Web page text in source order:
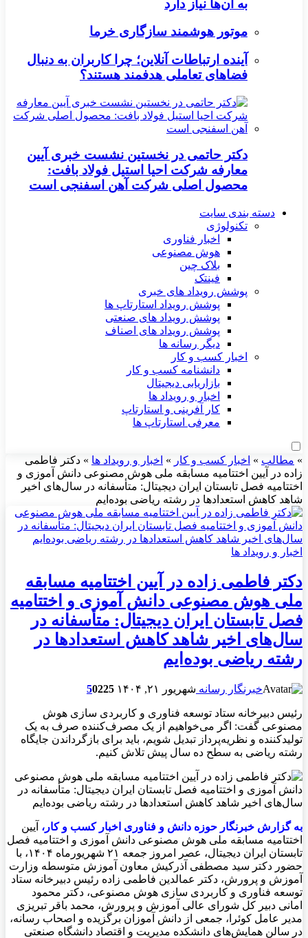
به آن‌ها نیاز دارد
موتور هوشمند سازگاری خرما
آینده ارتباطات آنلاین؛ چرا کاربران به دنبال
فضاهای تعاملی هدفمند هستند؟
دکتر حاتمی در نخستین نشست خبری آیین
معارفه شرکت احیا استیل فولاد بافت:
محصول اصلی شرکت آهن اسفنجی است
دسته بندی سایت
تکنولوژی
اخبار فناوری
هوش مصنوعی
بلاک چین
فینتک
پوشش رویداد های خبری
پوشش رویداد استارتاپ ها
پوشش رویداد های صنعتی
پوشش رویداد های اصناف
دیگر رسانه ها
اخبار کسب و کار
دانشنامه کسب و کار
بازاریابی دیجیتال
اخبار و رویداد ها
کار آفرینی و استارتاپ
معرفی استارتاپ ها
» مطالب » اخبار کسب و کار » اخبار و رویداد ها » دکتر فاطمی
زاده‌ در آیین اختتامیه مسابقه ملی هوش مصنوعی دانش آموزی و
اختتامیه فصل تابستان ایران دیجیتال: متأسفانه در سال‌های اخیر
شاهد کاهش استعداد‌ها در رشته ریاضی بوده‌ایم
اخبار و رویداد ها
دکتر فاطمی زاده‌ در آیین اختتامیه مسابقه
ملی هوش مصنوعی دانش آموزی و اختتامیه
فصل تابستان ایران دیجیتال: متأسفانه در
سال‌های اخیر شاهد کاهش استعداد‌ها در
رشته ریاضی بوده‌ایم
خبرنگار رسانه شهریور ۲۱, ۱۴۰۴ 50225
رئیس دبیرخانه ستاد توسعه فناوری و کاربردی سازی هوش
مصنوعی گفت: اگر می‌خواهیم از یک مصرف‌کننده صرف به یک
تولیدکننده و نظریه‌پرداز تبدیل شویم، باید برای بازگرداندن جایگاه
رشته ریاضی به سطح ده سال پیش تلاش کنیم.
به گزارش خبرنگار حوزه دانش و فناوری اخبار کسب و کار، آیین
اختتامیه مسابقه ملی هوش مصنوعی دانش آموزی و اختتامیه فصل
تابستان ایران دیجیتال، عصر امروز جمعه ۲۱ شهریورماه ۱۴۰۴، با
حضور دکتر سید مصطفی آذرکیش معاون آموزش متوسطه وزارت
آموزش و پرورش، دکتر عمالدین فاطمی زاده‌ رئیس دبیرخانه ستاد
توسعه فناوری و کاربردی سازی هوش مصنوعی، دکتر محمود
امانی دبیر کل شورای عالی آموزش و پرورش، محمد باقر تبریزی
مدیر عامل کوئرا، جمعی از دانش آموزان برگزیده و اصحاب‌ رسانه،
در سالن همایش‌های دانشکده مدیریت و اقتصاد دانشگاه صنعتی